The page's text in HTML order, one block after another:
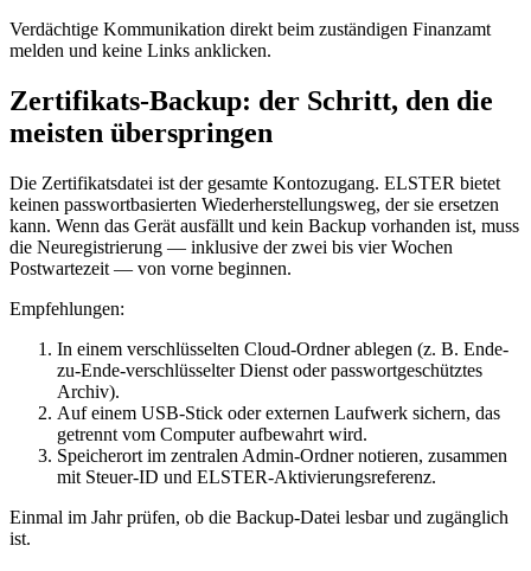
Verdächtige Kommunikation direkt beim zuständigen Finanzamt
melden und keine Links anklicken.
Zertifikats-Backup: der Schritt, den die
meisten überspringen
Die Zertifikatsdatei ist der gesamte Kontozugang. ELSTER bietet
keinen passwortbasierten Wiederherstellungsweg, der sie ersetzen
kann. Wenn das Gerät ausfällt und kein Backup vorhanden ist, muss
die Neuregistrierung — inklusive der zwei bis vier Wochen
Postwartezeit — von vorne beginnen.
Empfehlungen:
In einem verschlüsselten Cloud-Ordner ablegen (z. B. Ende-
zu-Ende-verschlüsselter Dienst oder passwortgeschütztes
Archiv).
Auf einem USB-Stick oder externen Laufwerk sichern, das
getrennt vom Computer aufbewahrt wird.
Speicherort im zentralen Admin-Ordner notieren, zusammen
mit Steuer-ID und ELSTER-Aktivierungsreferenz.
Einmal im Jahr prüfen, ob die Backup-Datei lesbar und zugänglich
ist.